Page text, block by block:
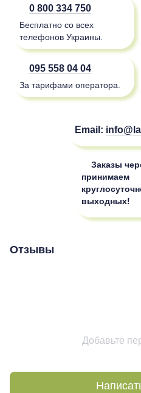
0 800 334 750
Бесплатно со всех
телефонов Украины.
095 558 04 04
За тарифами оператора.
Email:
Заказы
принимаем
выходных!
Отзывы
Добавьте